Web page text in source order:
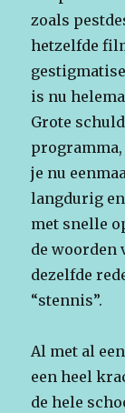
zoals
hetzelfde
is nu
Grote
je nu
langdurig
met snelle
de woorden
dezelfde
“stennis”.
Al met al
een heel
de hele